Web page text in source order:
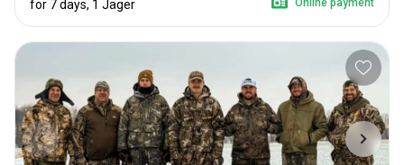
for 7 days, 1 Jäger Online payment